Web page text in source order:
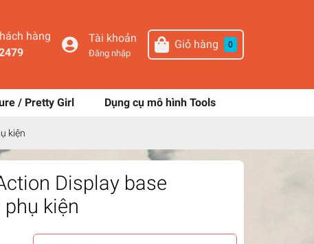
hàng
Tài khoản
Đăng nhập
Giỏ hàng 0
/ Pretty Girl Dụng cụ mô hình Tools
kiện
Display base
kiện